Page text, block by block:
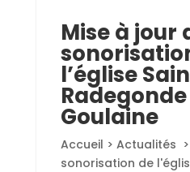
Mise à jour
l’église
Goulaine
Accueil > Actualités
sonorisation de